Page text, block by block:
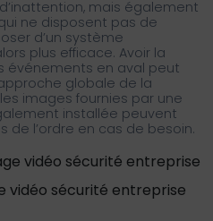
mais également
ne disposent pas de
d’un système
plus efficace. Avoir la
événements en aval peut
globale de la
images fournies par une
installée peuvent
de l’ordre en cas de besoin.
vidéo sécurité entreprise